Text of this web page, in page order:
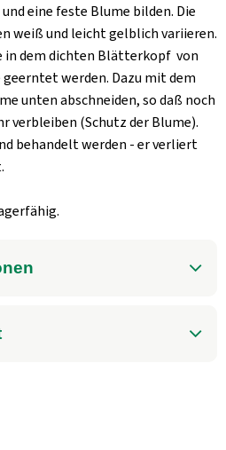
eine feste Blume bilden. Die
weiß und leicht gelblich variieren.
in dem dichten Blätterkopf von
werden. Dazu mit dem
unten abschneiden, so daß noch
verbleiben (Schutz der Blume).
behandelt werden - er verliert